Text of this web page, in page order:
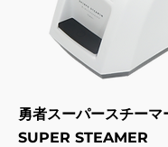
勇者スーパースチー
SUPER STEAMER